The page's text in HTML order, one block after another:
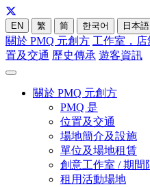
EN 繁 简 한국어 日本語
關於 PMQ 元創方 工作室，
置及交通 歷史傳承 遊客資訊
關於 PMQ 元創方
PMQ 是
位置及交通
場地簡介及設施
單位及場地租賃
創意工作室 / 期間
租用活動場地